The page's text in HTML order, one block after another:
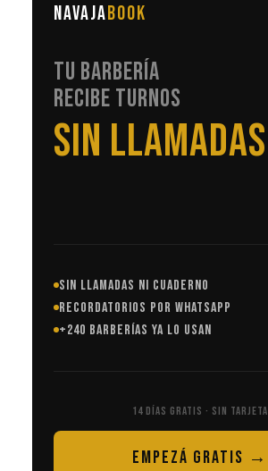
NAVAJABOOK
TU BARBERÍA
RECIBE TURNOS
EN AUTOMÁTICO
SIN LLAMADAS NI CUADERNO
RECORDATORIOS POR WHATSAPP
+240 BARBERÍAS YA LO USAN
14 DÍAS GRATIS · SIN TARJETA
EMPEZÁ GRATIS →